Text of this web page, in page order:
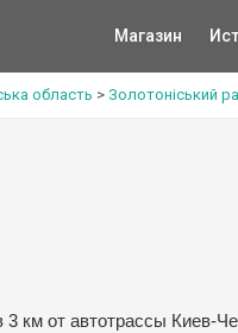
Магазин
область > Золотоніський
км от автотрассы Киев-